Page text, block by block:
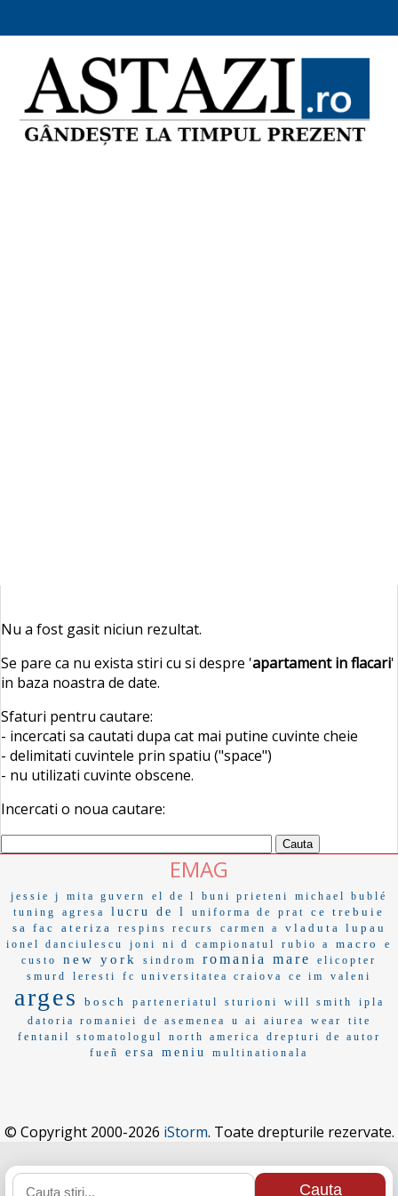
Nu a fost gasit niciun rezultat.
Se pare ca nu exista stiri cu si despre 'apartament in flacari'
in baza noastra de date.
Sfaturi pentru cautare:
- incercati sa cautati dupa cat mai putine cuvinte cheie
- delimitati cuvintele prin spatiu ("space")
- nu utilizati cuvinte obscene.
Incercati o noua cautare:
EMAG
jessie j mita guvern el de l buni prieteni
michael bublé
tuning
agresa lucru de l uniforma de prat
ce trebuie
sa fac
ateriza respins recurs carmen a vladuta lupau
ionel danciulescu joni ni d campionatul rubio a macro
e
custo
new york sindrom romania mare
elicopter
smurd
leresti fc universitatea craiova ce im valeni
arges bosch parteneriatul sturioni will smith
ipla
datoria romaniei
de asemenea u ai aiurea wear
tite
fentanil
stomatologul north america
drepturi de autor
fueñ
ersa meniu multinationala
© Copyright 2000-2026 iStorm. Toate drepturile rezervate.